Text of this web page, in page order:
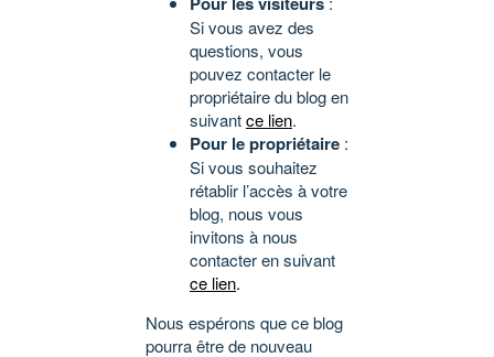
Si vous avez des
questions, vous
pouvez contacter le
propriétaire du blog en
suivantce lien.
Pour le propriétaire :
Si vous souhaitez
rétablir l’accès à votre
blog, nous vous
invitons à nous
contacter en suivant
ce lien.
Nous espérons que ce blog
pourra être de nouveau